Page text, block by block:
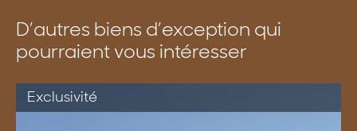
D’autres biens d’exception qui
pourraient vous intéresser
Exclusivité